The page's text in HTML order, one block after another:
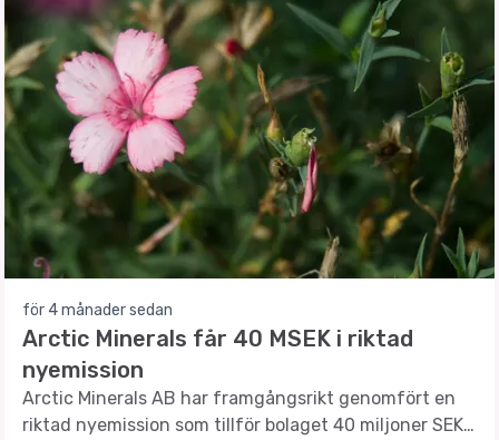
för 4 månader sedan
Arctic Minerals får 40 MSEK i riktad
nyemission
Arctic Minerals AB har framgångsrikt genomfört en
riktad nyemission som tillför bolaget 40 miljoner SEK,